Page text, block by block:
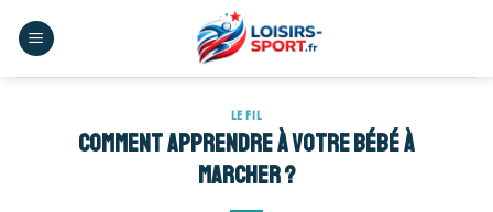
LE FIL
Comment apprendre à votre bébé à
marcher ?